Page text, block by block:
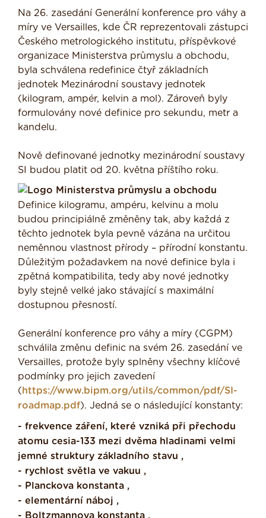
Na 26. zasedání Generální konference pro váhy a
míry ve Versailles, kde ČR reprezentovali zástupci
Českého metrologického institutu, příspěvkové
organizace Ministerstva průmyslu a obchodu,
byla schválena redefinice čtyř základních
jednotek Mezinárodní soustavy jednotek
(kilogram, ampér, kelvin a mol). Zároveň byly
formulovány nové definice pro sekundu, metr a
kandelu.
Nově definované jednotky mezinárodní soustavy
SI budou platit od 20. května příštího roku.
Definice kilogramu, ampéru, kelvinu a molu
budou principiálně změněny tak, aby každá z
těchto jednotek byla pevně vázána na určitou
neměnnou vlastnost přírody – přírodní konstantu.
Důležitým požadavkem na nové definice byla i
zpětná kompatibilita, tedy aby nové jednotky
byly stejně velké jako stávající s maximální
dostupnou přesností.
Generální konference pro váhy a míry (CGPM)
schválila změnu definic na svém 26. zasedání ve
Versailles, protože byly splněny všechny klíčové
podmínky pro jejich zavedení
(https://www.bipm.org/utils/common/pdf/SI-
roadmap.pdf). Jedná se o následující konstanty:
- frekvence záření, které vzniká při přechodu
atomu cesia-133 mezi dvěma hladinami velmi
jemné struktury základního stavu ,
- rychlost světla ve vakuu ,
- Planckova konstanta ,
- elementární náboj ,
- Boltzmannova konstanta ,